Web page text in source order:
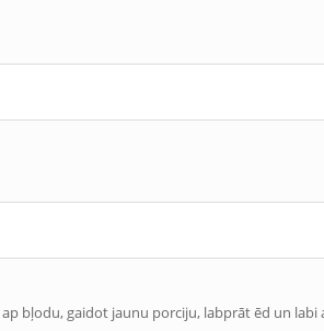
bļodu, gaidot jaunu porciju, labprāt ēd un